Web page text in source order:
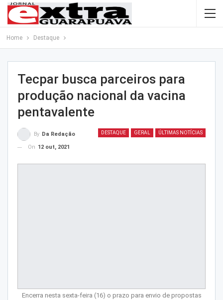
Home Destaque
Tecpar busca parceiros para
produção nacional da vacina
pentavalente
DESTAQUE GERAL ÚLTIMAS NOTÍCIAS
By Da Redação
On 12 out, 2021
Encerra nesta sexta-feira (16) o prazo para envio de propostas